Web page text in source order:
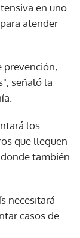
en uno
atender
prevención,
señaló la
los
que lleguen
donde también
necesitará
casos de